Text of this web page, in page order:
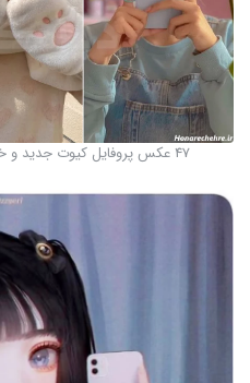
47 عکس پروفایل کیوت جدید و خاص : دنیای صورتی دخترونه😍